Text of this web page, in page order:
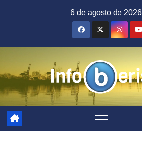
6 de agosto de 2026